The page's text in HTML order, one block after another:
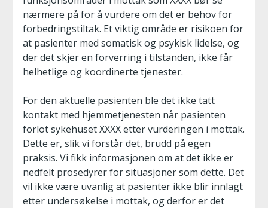
nærmere på for å vurdere om det er behov for
forbedringstiltak. Et viktig område er risikoen for
at pasienter med somatisk og psykisk lidelse, og
der det skjer en forverring i tilstanden, ikke får
helhetlige og koordinerte tjenester.
For den aktuelle pasienten ble det ikke tatt
kontakt med hjemmetjenesten når pasienten
forlot sykehuset XXXX etter vurderingen i mottak.
Dette er, slik vi forstår det, brudd på egen
praksis. Vi fikk informasjonen om at det ikke er
nedfelt prosedyrer for situasjoner som dette. Det
vil ikke være uvanlig at pasienter ikke blir innlagt
etter undersøkelse i mottak, og derfor er det